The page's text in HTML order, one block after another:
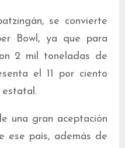
se convierte
Bowl, ya que para
2 mil toneladas de
el 11 por ciento
estatal.
una gran aceptación
ese país, además de